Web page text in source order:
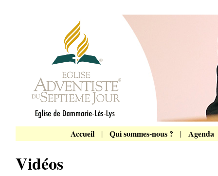
Accueil| Qui sommes-nous ? | Agenda
Vidéos